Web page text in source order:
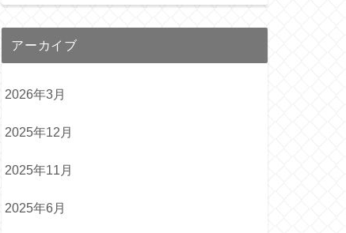
アーカイブ
2026年3月
2025年12月
2025年11月
2025年6月